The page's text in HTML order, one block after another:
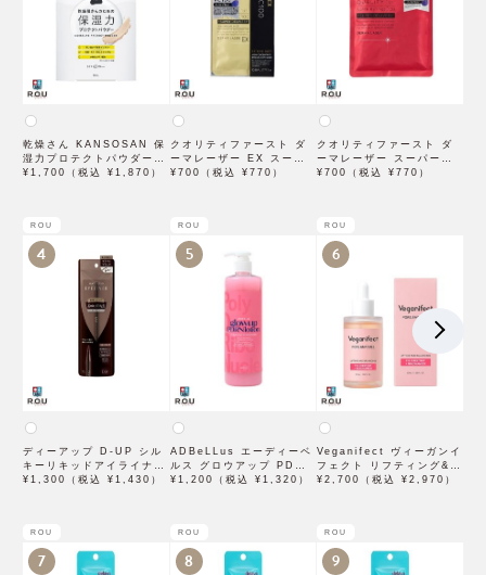
乾燥さん KANSOSAN 保
湿力プロテクトパウダー
10g【BCLカンパニー】
¥1,700（税込 ¥1,870）
クオリティファースト ダ
ーマレーザー EX スーパ
ー VC100 マスク 1枚入
¥700（税込 ¥770）
クオリティファースト ダ
ーマレーザー スーパーレ
チノール100マスク 7枚入
¥700（税込 ¥770）
ROU
4
ディーアップ D-UP シル
キーリキッドアイライナー
WP ブラウンブラック
¥1,300（税込 ¥1,430）
ROU
5
ADBeLLus エーディーベ
ルス グロウアップ PDRN
ローション 500mL
¥1,200（税込 ¥1,320）
ROU
6
Veganifect ヴィーガンイ
フェクト リフティング&バ
ランシング フィグチェス
¥2,700（税込 ¥2,970）
ROU
7
ROU
8
ROU
9